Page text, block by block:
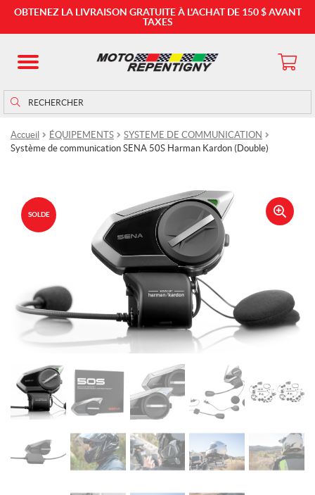
OBTENEZ LA LIVRAISON GRATUITE À L'ACHAT DE 150 $ AVANT
TAXES
Rechercher :
Rechercher
Accueil ÉQUIPEMENTS
SYSTEME DE COMMUNICATION
Système de communication SENA 50S Harman Kardon (Double)
SOLDE